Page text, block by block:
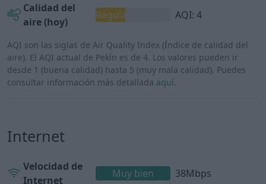
Calidad del
aire (hoy)
Regular AQI: 4
AQI son las siglas de Air Quality Index (Índice de calidad del
aire). El AQI actual de Pekín es de 4. Los valores pueden ir
desde 1 (buena calidad) hasta 5 (muy mala calidad). Puedes
consultar información más detallada aquí.
Internet
Velocidad de
Internet
Muy bien 38Mbps